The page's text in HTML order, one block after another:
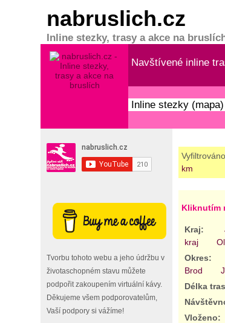
nabruslich.cz
Inline stezky, trasy a akce na
Navštívené inline
Inline stezky (mapa)
Tvorbu tohoto webu a jeho údržbu v
životaschopném stavu můžete
podpořit zakoupením virtuální kávy.
Děkujeme všem podporovatelům,
Vaší podpory si vážíme!
km
Kliknutím
Kraj:
kraj
Okres:
Brod
Délka
Vloženo: